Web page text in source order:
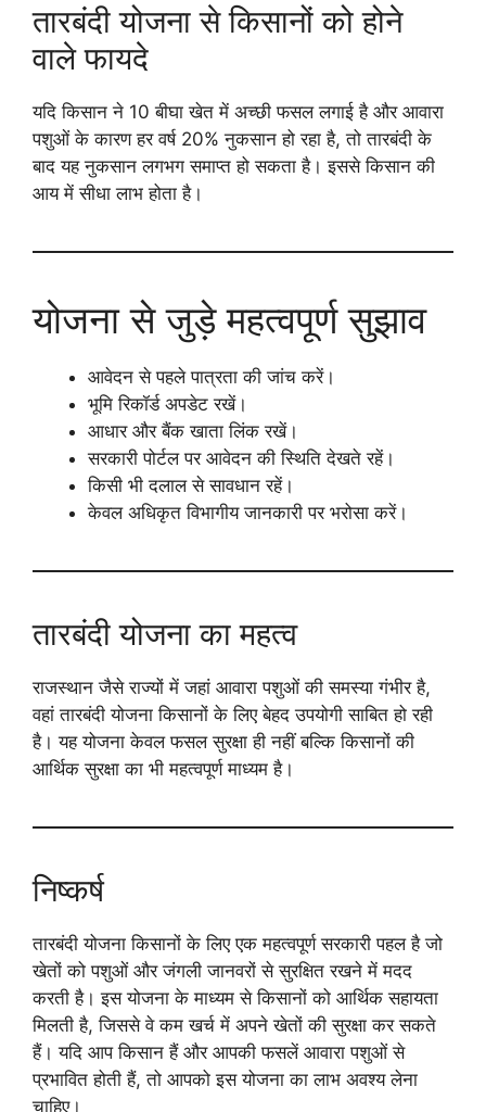
तारबंदी योजना से किसानों को होने
वाले फायदे
यदि किसान ने 10 बीघा खेत में अच्छी फसल लगाई है और आवारा
पशुओं के कारण हर वर्ष 20% नुकसान हो रहा है, तो तारबंदी के
बाद यह नुकसान लगभग समाप्त हो सकता है। इससे किसान की
आय में सीधा लाभ होता है।
योजना से जुड़े महत्वपूर्ण सुझाव
आवेदन से पहले पात्रता की जांच करें।
भूमि रिकॉर्ड अपडेट रखें।
आधार और बैंक खाता लिंक रखें।
सरकारी पोर्टल पर आवेदन की स्थिति देखते रहें।
किसी भी दलाल से सावधान रहें।
केवल अधिकृत विभागीय जानकारी पर भरोसा करें।
तारबंदी योजना का महत्व
राजस्थान जैसे राज्यों में जहां आवारा पशुओं की समस्या गंभीर है,
वहां तारबंदी योजना किसानों के लिए बेहद उपयोगी साबित हो रही
है। यह योजना केवल फसल सुरक्षा ही नहीं बल्कि किसानों की
आर्थिक सुरक्षा का भी महत्वपूर्ण माध्यम है।
निष्कर्ष
तारबंदी योजना किसानों के लिए एक महत्वपूर्ण सरकारी पहल है जो
खेतों को पशुओं और जंगली जानवरों से सुरक्षित रखने में मदद
करती है। इस योजना के माध्यम से किसानों को आर्थिक सहायता
मिलती है, जिससे वे कम खर्च में अपने खेतों की सुरक्षा कर सकते
हैं। यदि आप किसान हैं और आपकी फसलें आवारा पशुओं से
प्रभावित होती हैं, तो आपको इस योजना का लाभ अवश्य लेना
चाहिए।